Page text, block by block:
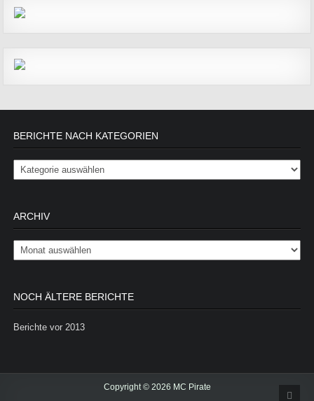
BERICHTE NACH KATEGORIEN
Berichte nach Kategorien
ARCHIV
Archiv
NOCH ÄLTERE BERICHTE
Berichte vor 2013
Copyright © 2026 MC Pirate